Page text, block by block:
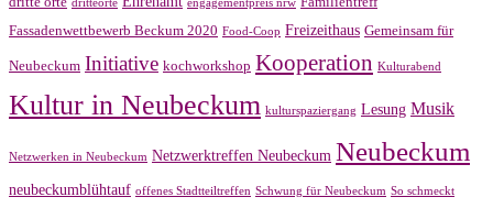
dritteorte engagementpreis nrw
Fassadenwettbewerb Beckum 2020 Food-Coop Freizeithaus Gemeinsam für
Neubeckum Initiative kochworkshop Kooperation Kulturabend
Kultur in Neubeckum kulturspaziergang Lesung Musik
Netzwerken in Neubeckum Netzwerktreffen Neubeckum Neubeckum
neubeckumblühtauf offenes Stadtteiltreffen Schwung für Neubeckum So schmeckt